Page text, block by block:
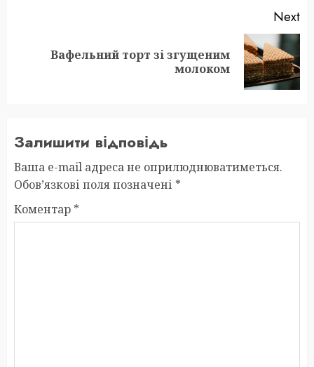
Next
Вафельний торт зі згущеним
молоком
Залишити відповідь
Ваша e-mail адреса не оприлюднюватиметься.
Обов’язкові поля позначені *
Коментар *